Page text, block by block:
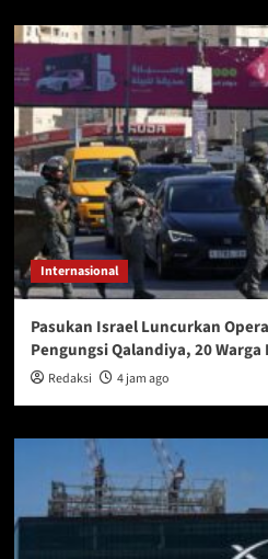
Internasional
Pasukan Israel Luncurkan
Pengungsi Qalandiya, 20
Redaksi 4 jam ago